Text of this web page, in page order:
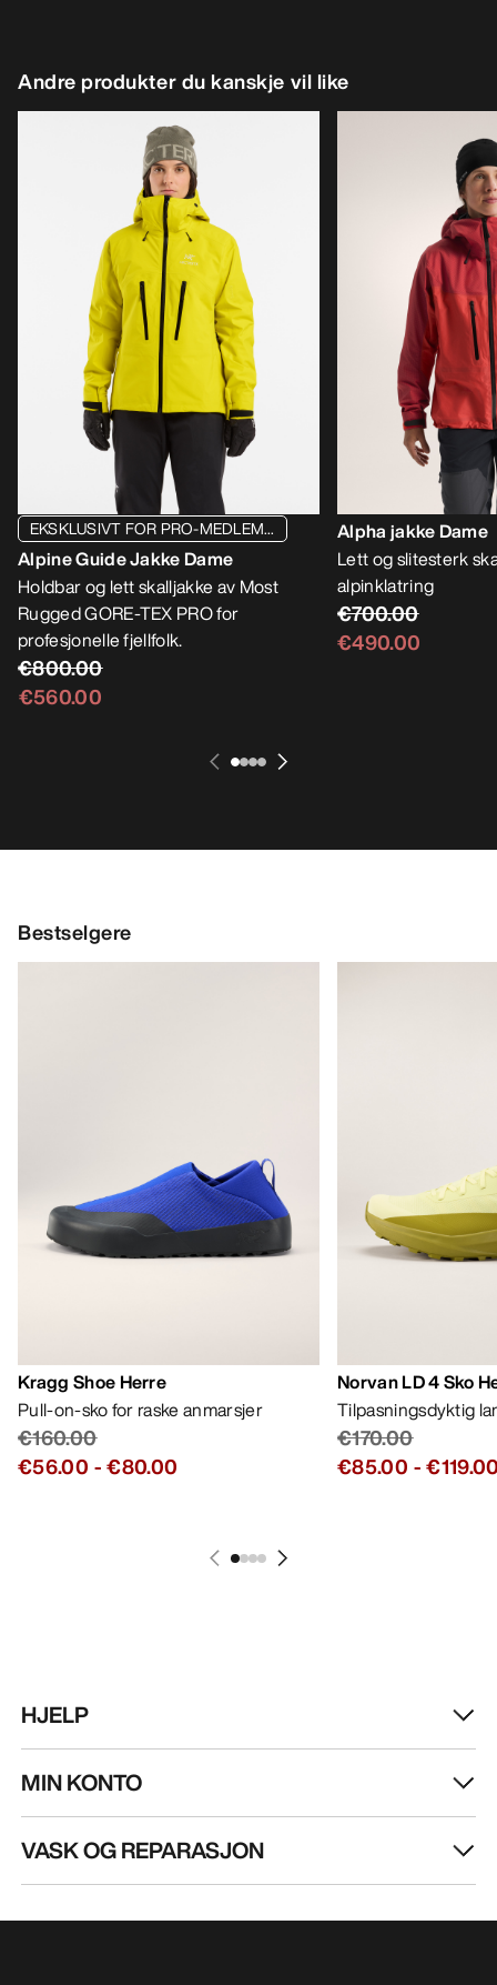
Andre produkter du kanskje vil like
EKSKLUSIVT FOR PRO-MEDLEM...
Alpine Guide Jakke Dame
Holdbar og lett skalljakke av Most
Rugged GORE-TEX PRO for
profesjonelle fjellfolk.
€800.00
€560.00
Alpha jakke Dame
Lett og slitesterk
alpinklatring
€700.00
€490.00
Bestselgere
Kragg Shoe Herre
Pull-on-sko for raske anmarsjer
€160.00
€56.00 -€80.00
Norvan LD 4 Sko
Tilpasningsdyktig
€170.00
€85.00 -
HJELP
MIN KONTO
VASK OG REPARASJON